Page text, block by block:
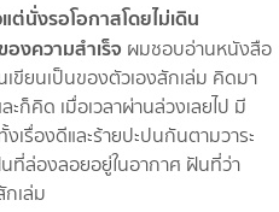
ต่นั่งรอโอกาสโดยไม่เดิน
งความสำเร็จ ผมชอบอ่านหนังสือ
ขียนเป็นของตัวเองสักเล่ม คิดมา
ก็คิด เมื่อเวลาผ่านล่วงเลยไป มี
รื่องดีและร้ายปะปนกันตามวาระ
ที่ล่องลอยอยู่ในอากาศ ฝันที่ว่า
เล่ม